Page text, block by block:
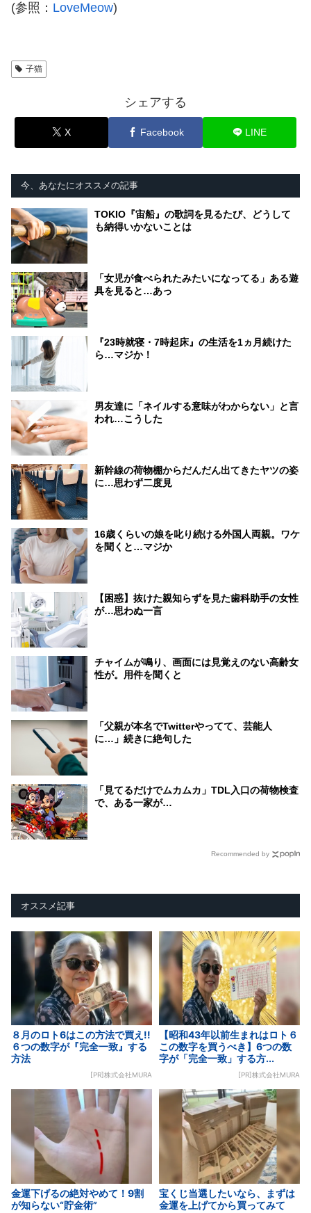
(参照： LoveMeow)
子猫
シェアする
X Facebook LINE
今、あなたにオススメの記事
TOKIO『宙船』の歌詞を見るたび、どうして
も納得いかないことは
「女児が食べられたみたいになってる」ある遊
具を見ると…あっ
『23時就寝・7時起床』の生活を1ヵ月続けた
ら…マジか！
男友達に「ネイルする意味がわからない」と言
われ…こうした
新幹線の荷物棚からだんだん出てきたヤツの姿
に…思わず二度見
16歳くらいの娘を叱り続ける外国人両親。ワケ
を聞くと…マジか
【困惑】抜けた親知らずを見た歯科助手の女性
が…思わぬ一言
チャイムが鳴り、画面には見覚えのない高齢女
性が。用件を聞くと
「父親が本名でTwitterやってて、芸能人
に…」続きに絶句した
「見てるだけでムカムカ」TDL入口の荷物検査
で、ある一家が…
Recommended by
オススメ記事
８月のロト6はこの方法で買え!!
６つの数字が『完全一致』する
方法
[PR]株式会社MURA
【昭和43年以前生まれはロト６
この数字を買うべき】6つの数
字が「完全一致」する方...
[PR]株式会社MURA
金運下げるの絶対やめて！9割
が知らない“貯金術”
宝くじ当選したいなら、まずは
金運を上げてから買ってみて